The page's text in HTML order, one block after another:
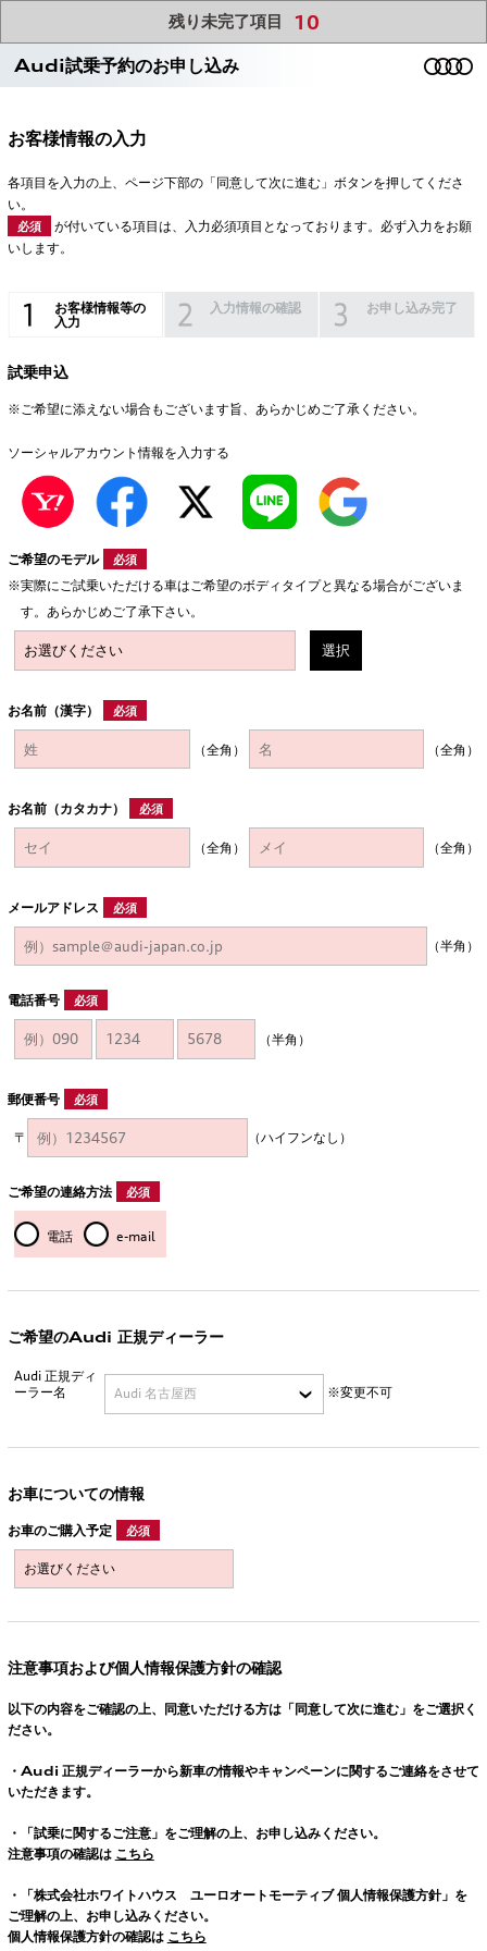
Audi試乗予約のお申し込み
お客様情報の入力
各項目を入力の上、ページ下部の「同意して次に進む」ボタンを押してくださ
い。
必須
が付いている項目は、入力必須項目となっております。必ず入力をお願
いします。
お客様情報等の
入力
入力情報の確認 お申し込み完了
試乗申込
※ご希望に添えない場合もございます旨、あらかじめご了承ください。
ソーシャルアカウント情報を入力する
ご希望のモデル 必須
実際にご試乗いただける車はご希望のボディタイプと異なる場合がございま
す。あらかじめご了承下さい。
選択
お名前（漢字） 必須
（全角） （全角）
お名前（カタカナ） 必須
（全角） （全角）
メールアドレス 必須
（半角）
電話番号 必須
（半角）
郵便番号 必須
〒 （ハイフンなし）
ご希望の連絡方法 必須
電話 e-mail
ご希望のAudi 正規ディーラー
Audi 正規ディ
ーラー名
※変更不可
お車についての情報
お車のご購入予定 必須
注意事項および個人情報保護方針の確認
以下の内容をご確認の上、同意いただける方は「同意して次に進む」をご選択く
ださい。
・ Audi 正規ディーラーから新車の情報やキャンペーンに関するご連絡をさせて
いただきます。
・「試乗に関するご注意」をご理解の上、お申し込みください。
注意事項の確認は こちら
・「株式会社ホワイトハウス ユーロオートモーティブ 個人情報保護方針」を
ご理解の上、お申し込みください。
個人情報保護方針の確認は こちら
残り未完了項目 10